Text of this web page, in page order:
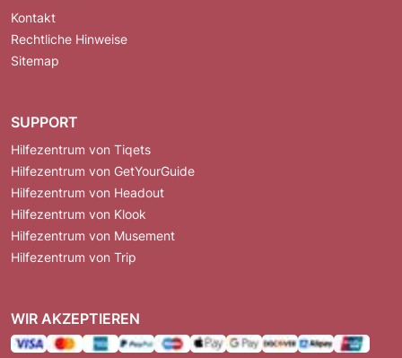
Kontakt
Rechtliche Hinweise
Sitemap
SUPPORT
Hilfezentrum von Tiqets
Hilfezentrum von GetYourGuide
Hilfezentrum von Headout
Hilfezentrum von Klook
Hilfezentrum von Musement
Hilfezentrum von Trip
WIR AKZEPTIEREN